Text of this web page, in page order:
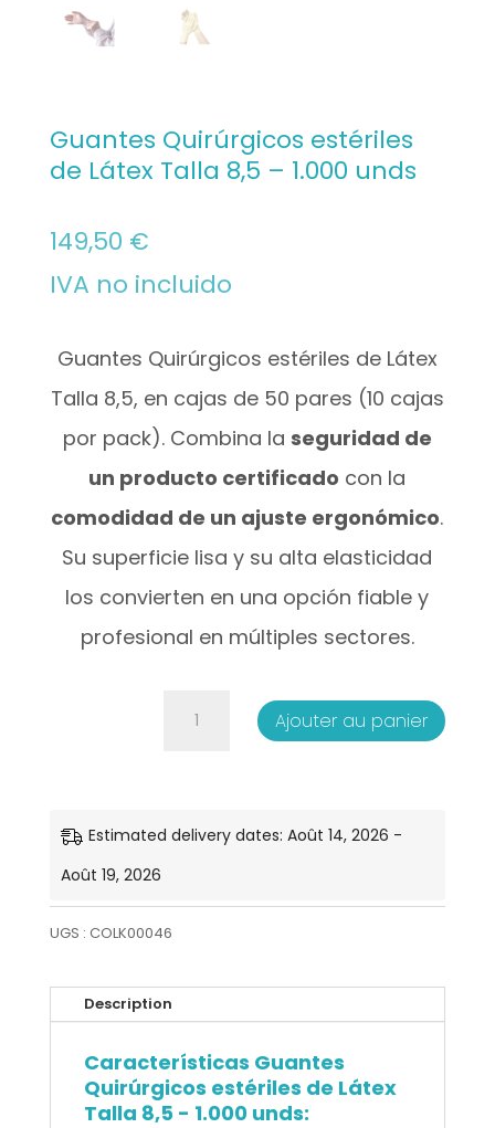
Guantes Quirúrgicos estériles
de Látex Talla 8,5 – 1.000 unds
149,50 €
IVA no incluido
Guantes Quirúrgicos estériles de Látex
Talla 8,5, en cajas de 50 pares (10 cajas
por pack). Combina la seguridad de
un producto certificado con la
comodidad de un ajuste ergonómico.
Su superficie lisa y su alta elasticidad
los convierten en una opción fiable y
profesional en múltiples sectores.
quantité
Quirúrgicos
de
Látex
Talla
8,5
-
1.000
Ajouter au panier
Estimated delivery dates: Août 14, 2026 -
Août 19, 2026
UGS : COLK00046
Description
Características Guantes
Quirúrgicos estériles de Látex
Talla 8,5 - 1.000 unds: